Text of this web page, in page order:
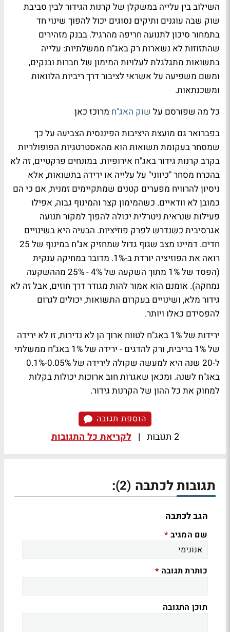
השילוב בין עלייה במשקלן של קרנות הגידור לבין סביבת
שוק שבה עוגנים ותיקים נסוגים יכול להפוך שינוי חד
בתמחור סיכון לתנועה חריפה מהרגיל. בבנק מזהירים
שהתזוזות לא נשארות רק באג"ח ממשלתיות: עלייה
בתשואות מתגלגלת לעלויות המימון של חברות ובנקים,
ומשם משפיעה על אשראי לציבור דרך ריביות הלוואות
ומשכנתאות.
כל מה שפורסם על שוק האג"ח מרוכז כאן
בפברואר גם מועצת היציבות הפיננסית הצביעה על כך
שמסחר בעקומת תשואות הוא מהאסטרטגיות הפופולריות
בקרב קרנות גידור באג"ח אירופיות. במונחים פרקטיים, זה לא
בהכרח מסחר "כיווני" על עלייה או ירידה בתשואות, אלא
ניסיון להרוויח מפערים קטנים שמתקיימים זמנית, אם כי הם
כמובן לא וודאיים. כשהמימון קצר והמינוף גבוה, אפילו
פעילות שנראית ניטרלית יכולה להפוך למקור תנועה
אגרסיבית כשנדרש לפרק פוזיציות. הבעיה היא בשינויים
חדים. דמיינו מצב שגוף גדול שמחזיק אג"ח במינוף של 25
רואה את הפוזיציה יורדת ב-1%. מדובר במחיקה ענקית
(הפסד של 1% מתוך השקעה של 4% - 25% מההשקעה
נמחקה). אומנם הוא אמור להות מגודר דרך חוזים, אבל זה לא
גידור מלא, ושינויים בעקרום התשואות, יכולים לגרום
להפסידם כאלו ויותר.
ירידות של 1% באג"ח לטווח ארוך הן לא נדירות, זו לא ירידה
של 1% בריבית, ורק להדגים - ירידה של 1% באג"ח ממשלתי
ל-20 שנה היא למעשה שקולה לירידה של 0.05%-0.1%
באג"ח לשנה. ומכאן שאגרות חוב ארוכות יכולות בקלות
למחוק את כל ההון של הקרנות גידור.
הוספת תגובה
2 תגובות | לקריאת כל התגובות
תגובות לכתבה (2)
:
הגב לכתבה
שם המגיב *
כותרת תגובה *
תוכן התגובה